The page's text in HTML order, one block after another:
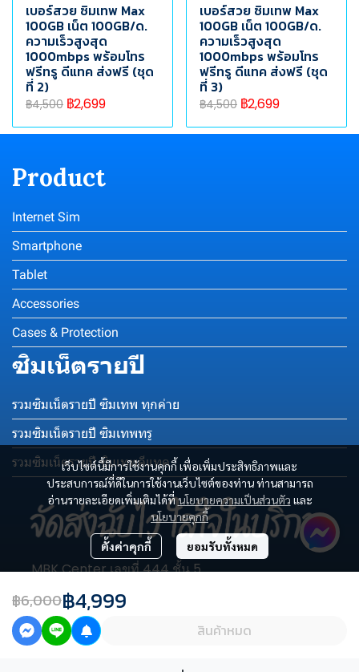
เบอร์สวย ซิมเทพ Max
100GB เน็ต 100GB/ด.
ความเร็วสูงสุด
1000mbps พร้อมโทร
ฟรีทรู ดีแทค ส่งฟรี (ชุด
ที่ 2)
฿4,500 ฿2,699
เบอร์สวย ซิมเทพ Max
100GB เน็ต 100GB/ด.
ความเร็วสูงสุด
1000mbps พร้อมโทร
ฟรีทรู ดีแทค ส่งฟรี (ชุด
ที่ 3)
฿4,500 ฿2,699
฿6,000฿4,999
สินค้าหมด
เว็บไซต์นี้มีการใช้งานคุกกี้ เพื่อเพิ่มประสิทธิภาพและ
ประสบการณ์ที่ดีในการใช้งานเว็บไซต์ของท่าน ท่านสามารถ
อ่านรายละเอียดเพิ่มเติมได้ที่นโยบายความเป็นส่วนตัว และ
นโยบายคุกกี้
ตั้งค่าคุกกี้ ยอมรับทั้งหมด
Product
Internet Sim
Smartphone
Tablet
Accessories
Cases & Protection
ซิมเน็ตรายปี
รวมซิมเน็ตรายปี ซิมเทพ ทุกค่าย
รวมซิมเน็ตรายปี ซิมเทพทรู
รวมซิมเน็ตรายปี ซิมเทพดีแทค
MBK Center เลขที่ 444 ชั้น 5
โซน C เลขห้อง C003-C004
ถนนพญาไท แขวงวังใหม่ เขตปทุมวัน กรุงเทพฯ 10330
Tel : 081-123-4577